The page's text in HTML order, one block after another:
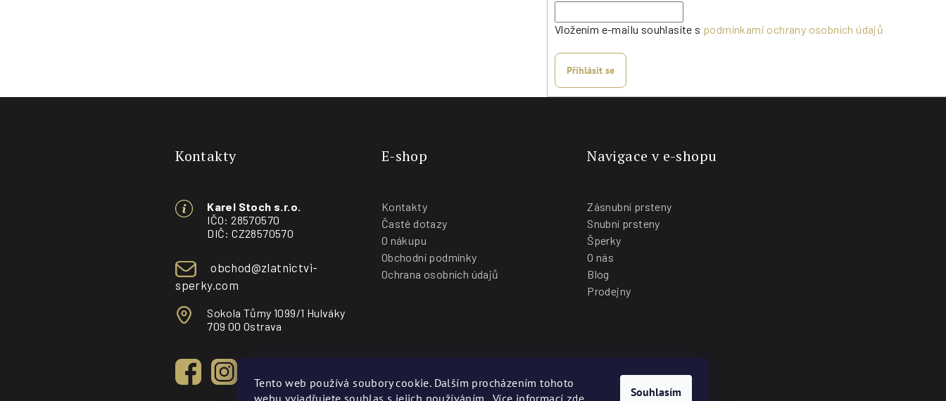
Tento web používá soubory cookie. Dalším procházením tohoto
webu vyjadřujete souhlas s jejich používáním.. Více informací zde Souhlasím
Vložením e-mailu souhlasíte s podmínkami ochrany osobních údajů
Přihlásit se
Kontakty
Karel Stoch s.r.o.
IČO: 28570570
DIČ: CZ28570570
obchod@zlatnictvi-
sperky.com
Sokola Tůmy 1099/1 Hulváky
709 00 Ostrava
E-shop
Kontakty
Časté dotazy
O nákupu
Obchodní podmínky
Ochrana osobních údajů
Navigace v e-shopu
Zásnubní prsteny
Snubní prsteny
Šperky
O nás
Blog
Prodejny